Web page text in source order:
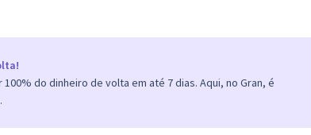
do dinheiro de volta em até 7 dias. Aqui, no Gran, é